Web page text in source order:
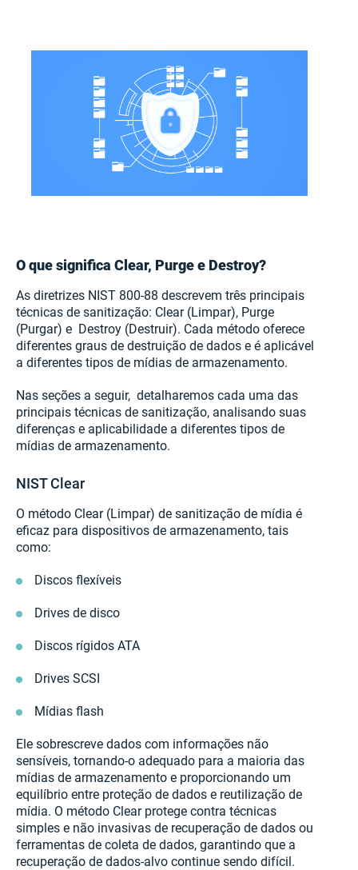
O que significa Clear, Purge e Destroy?
As diretrizes NIST 800-88 descrevem três principais
técnicas de sanitização: Clear (Limpar), Purge
(Purgar) e Destroy (Destruir). Cada método oferece
diferentes graus de destruição de dados e é aplicável
a diferentes tipos de mídias de armazenamento.
Nas seções a seguir, detalharemos cada uma das
principais técnicas de sanitização, analisando suas
diferenças e aplicabilidade a diferentes tipos de
mídias de armazenamento.
NIST Clear
O método Clear (Limpar) de sanitização de mídia é
eficaz para dispositivos de armazenamento, tais
como:
Discos flexíveis
Drives de disco
Discos rígidos ATA
Drives SCSI
Mídias flash
Ele sobrescreve dados com informações não
sensíveis, tornando-o adequado para a maioria das
mídias de armazenamento e proporcionando um
equilíbrio entre proteção de dados e reutilização de
mídia. O método Clear protege contra técnicas
simples e não invasivas de recuperação de dados ou
ferramentas de coleta de dados, garantindo que a
recuperação de dados-alvo continue sendo difícil.